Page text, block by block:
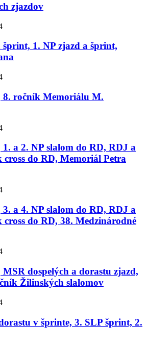
zjazdov
šprint, 1. NP zjazd a šprint,
8. ročník Memoriálu M.
1. a 2. NP slalom do RD, RDJ a
do RD, Memoriál Petra
a 4. NP slalom do RD, RDJ a
do RD, 38. Medzinárodné
MSR dospelých a dorastu zjazd,
Žilinských slalomov
v šprinte, 3. SLP šprint, 2.